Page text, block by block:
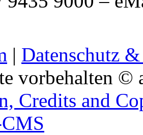
| Datenschutz
vorbehalten ©
Credits and